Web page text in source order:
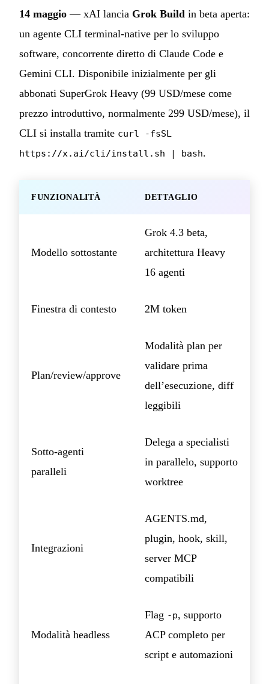
14 maggio — xAI lancia Grok Build in beta aperta:
un agente CLI terminal-native per lo sviluppo
software, concorrente diretto di Claude Code e
Gemini CLI. Disponibile inizialmente per gli
abbonati SuperGrok Heavy (99 USD/mese come
prezzo introduttivo, normalmente 299 USD/mese), il
CLI si installa tramite curl -fsSL
https://x.ai/cli/install.sh | bash.
FUNZIONALITÀ DETTAGLIO
Modello sottostante
Grok 4.3 beta,
architettura Heavy
16 agenti
Finestra di contesto 2M token
Plan/review/approve
Modalità plan per
validare prima
dell’esecuzione, diff
leggibili
Sotto-agenti
paralleli
Delega a specialisti
in parallelo, supporto
worktree
Integrazioni
AGENTS.md,
plugin, hook, skill,
server MCP
compatibili
Modalità headless
Flag -p, supporto
ACP completo per
script e automazioni